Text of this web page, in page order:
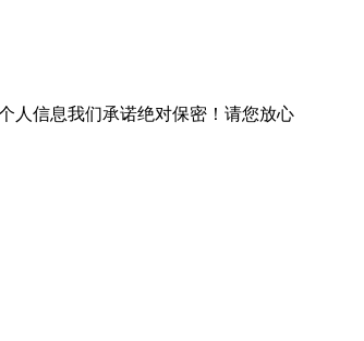
人信息我们承诺绝对保密！请您放心